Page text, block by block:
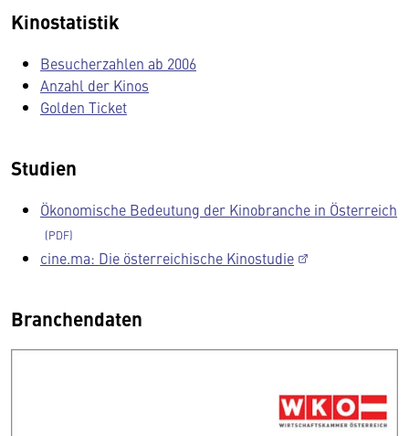
Kinostatistik
Besucherzahlen ab 2006
Anzahl der Kinos
Golden Ticket
Studien
Ökonomische Bedeutung der Kinobranche in Österreich
cine.ma: Die österreichische Kinostudie
Branchendaten